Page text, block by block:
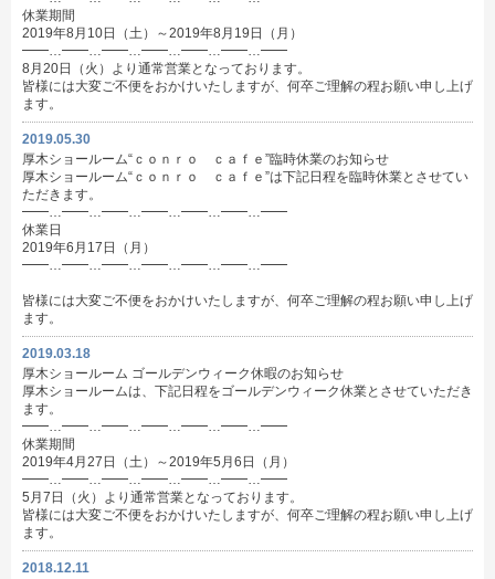
休業期間
2019年8月10日（土）～2019年8月19日（月）
━━…━━…━━…━━…━━…━━…━━
8月20日（火）より通常営業となっております。
皆様には大変ご不便をおかけいたしますが、何卒ご理解の程お願い申し上げ
ます。
2019.05.30
厚木ショールーム“ｃｏｎｒｏ ｃａｆｅ”臨時休業のお知らせ
厚木ショールーム“ｃｏｎｒｏ ｃａｆｅ”は下記日程を臨時休業とさせてい
ただきます。
━━…━━…━━…━━…━━…━━…━━
休業日
2019年6月17日（月）
━━…━━…━━…━━…━━…━━…━━
皆様には大変ご不便をおかけいたしますが、何卒ご理解の程お願い申し上げ
ます。
2019.03.18
厚木ショールーム ゴールデンウィーク休暇のお知らせ
厚木ショールームは、下記日程をゴールデンウィーク休業とさせていただき
ます。
━━…━━…━━…━━…━━…━━…━━
休業期間
2019年4月27日（土）～2019年5月6日（月）
━━…━━…━━…━━…━━…━━…━━
5月7日（火）より通常営業となっております。
皆様には大変ご不便をおかけいたしますが、何卒ご理解の程お願い申し上げ
ます。
2018.12.11